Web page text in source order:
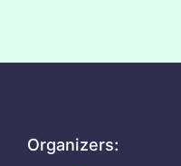
Organizers: